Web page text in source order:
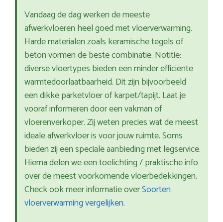
Vandaag de dag werken de meeste
afwerkvloeren heel goed met vloerverwarming.
Harde materialen zoals keramische tegels of
beton vormen de beste combinatie. Notitie:
diverse vloertypes bieden een minder efficiënte
warmtedoorlaatbaarheid. Dit zijn bijvoorbeeld
een dikke parketvloer of karpet/tapijt. Laat je
vooraf informeren door een vakman of
vloerenverkoper. Zij weten precies wat de meest
ideale afwerkvloer is voor jouw ruimte. Soms
bieden zij een speciale aanbieding met legservice.
Hierna delen we een toelichting / praktische info
over de meest voorkomende vloerbedekkingen.
Check ook meer informatie overSoorten
vloerverwarming vergelijken.